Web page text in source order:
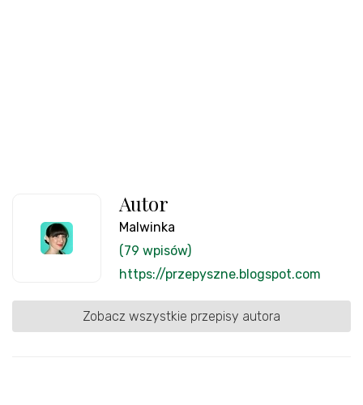
Autor
Malwinka
(79 wpisów)
https://przepyszne.blogspot.com
Zobacz wszystkie przepisy autora